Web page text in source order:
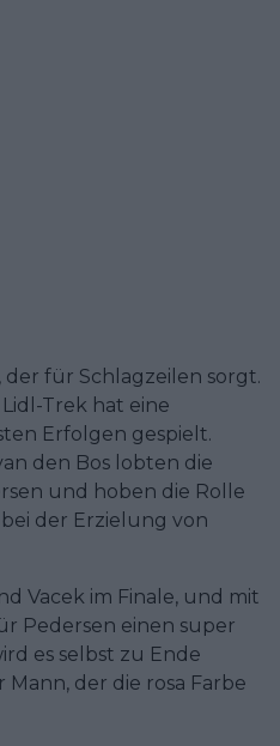
der für Schlagzeilen sorgt.
Trek hat eine
Erfolgen gespielt.
den Bos lobten die
und hoben die Rolle
der Erzielung von
Vacek im Finale, und mit
Pedersen einen super
es selbst zu Ende
der die rosa Farbe